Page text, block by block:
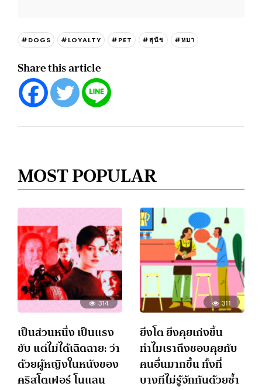
#DOGS #LOYALTY #PET #สุนัข #หมา
Share this article
MOST POPULAR
314
เป็นส่วนหนึ่ง เป็นแรง
ขับ แต่ไม่ได้เฉิดฉาย: ว่า
ด้วยผู้หญิงในหนังของ
คริสโตเฟอร์ โนแลน
311
ยิ่งโต ยิ่งคุยเก่งขึ้น
ทำไมเราถึงชอบคุยกับ
คนอื่นมากขึ้น ทั้งที่
บางทีไม่รู้จักกันด้วยซ้ำ